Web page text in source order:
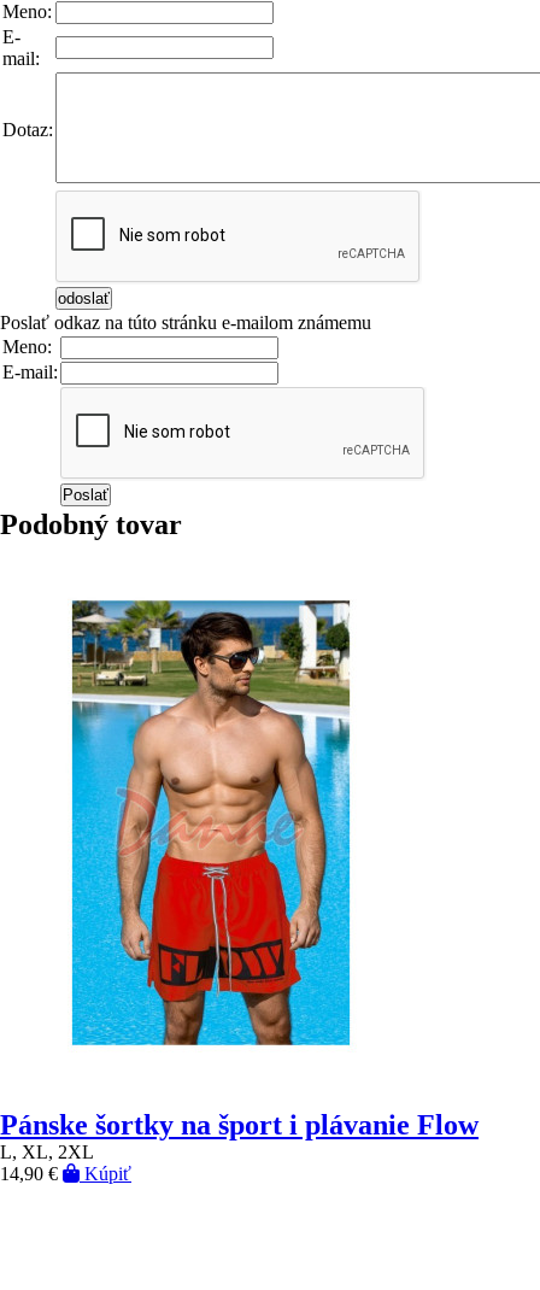
Meno:
E-
mail:
Dotaz:
Poslať odkaz na túto stránku e-mailom známemu
Meno:
E-mail:
Podobný tovar
Pánske šortky na šport i plávanie Flow
L, XL, 2XL
14,90 €
Kúpiť